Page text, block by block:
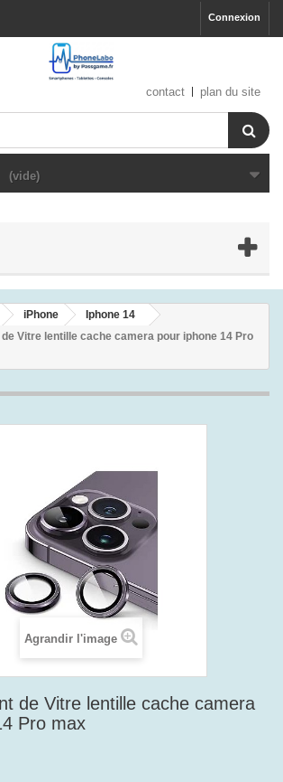
Connexion
contact plan du site
(vide)
iPhone
Iphone 14
Vitre lentille cache camera pour iphone 14 Pro
Agrandir l'image
de Vitre lentille cache camera
Pro max